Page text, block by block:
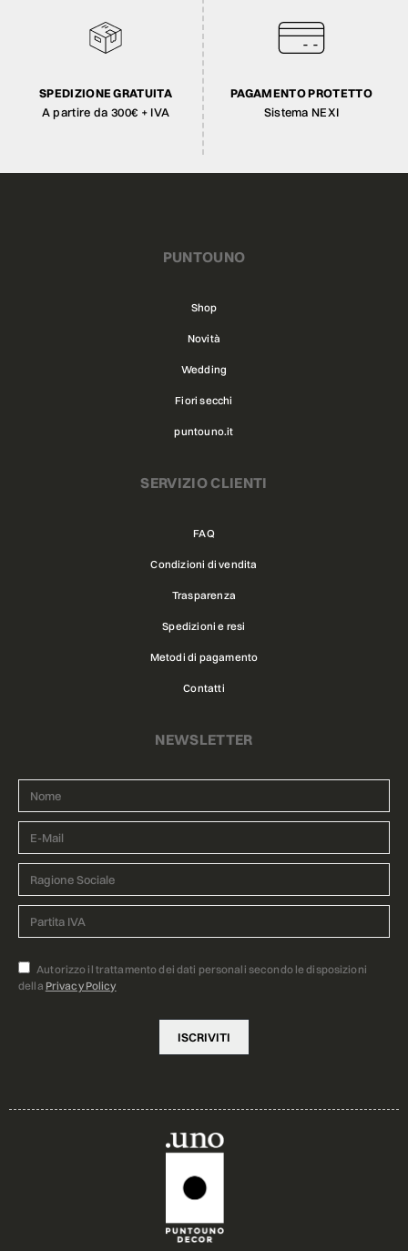
SPEDIZIONE GRATUITA
A partire da 300€ + IVA
PAGAMENTO PROTETTO
Sistema NEXI
PUNTOUNO
Shop
Novità
Wedding
Fiori secchi
puntouno.it
SERVIZIO CLIENTI
FAQ
Condizioni di vendita
Trasparenza
Spedizioni e resi
Metodi di pagamento
Contatti
NEWSLETTER
Autorizzo il trattamento dei dati personali secondo le disposizioni
della Privacy Policy